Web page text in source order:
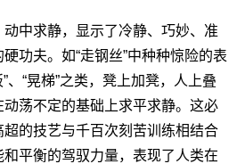
中求静，显示了冷静、巧妙、准
功夫。如“走钢丝”中种种惊险的表
、“晃梯”之类，凳上加凳，人上叠
荡不定的基础上求平求静。这必
的技艺与千百次刻苦训练相结合
平衡的驾驭力量，表现了人类在